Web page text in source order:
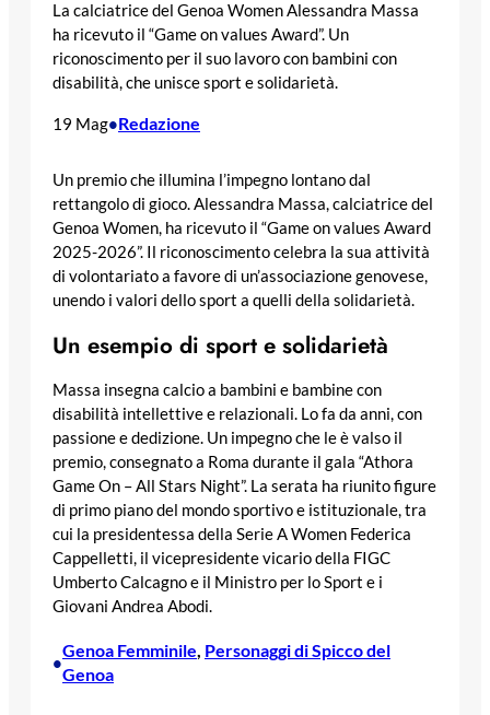
La calciatrice del Genoa Women Alessandra Massa
ha ricevuto il “Game on values Award”. Un
riconoscimento per il suo lavoro con bambini con
disabilità, che unisce sport e solidarietà.
19 Mag•Redazione
Un premio che illumina l’impegno lontano dal
rettangolo di gioco. Alessandra Massa, calciatrice del
Genoa Women, ha ricevuto il “Game on values Award
2025-2026”. Il riconoscimento celebra la sua attività
di volontariato a favore di un’associazione genovese,
unendo i valori dello sport a quelli della solidarietà.
Un esempio di sport e solidarietà
Massa insegna calcio a bambini e bambine con
disabilità intellettive e relazionali. Lo fa da anni, con
passione e dedizione. Un impegno che le è valso il
premio, consegnato a Roma durante il gala “Athora
Game On – All Stars Night”. La serata ha riunito figure
di primo piano del mondo sportivo e istituzionale, tra
cui la presidentessa della Serie A Women Federica
Cappelletti, il vicepresidente vicario della FIGC
Umberto Calcagno e il Ministro per lo Sport e i
Giovani Andrea Abodi.
•
Genoa Femminile, Personaggi di Spicco del
Genoa